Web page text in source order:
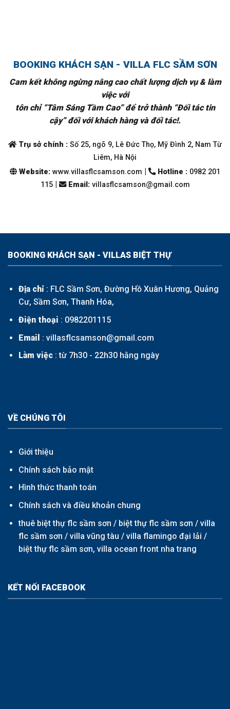
BOOKING KHÁCH SẠN - VILLA FLC SẦM SƠN
Cam kết không ngừng nâng cao chất lượng dịch vụ & làm
việc với
tôn chỉ “Tâm Sáng Tầm Cao” để trở thành “Đối tác tin
cậy” đối với khách hàng và đối tác!.
Trụ sở chính : Số 25, ngõ 9, Lê Đức Thọ, Mỹ Đình 2, Nam Từ
Liêm, Hà Nội
Website: www.villasflcsamson.com | Hotline : 0982 201
115 | Email :villasflcsamson@gmail.com
BOOKING KHÁCH SẠN - VILLAS BIỆT THỰ
Địa chỉ: FLC Sầm Sơn, Đường Hồ Xuân Hương, Quảng
Cư, Sầm Sơn, Thanh Hóa,
Điện thoại : 0982201115
Email : villasflcsamson@gmail.com
Làm việc: từ 7h30 - 22h30 hằng ngày
VỀ CHÚNG TÔI
Giới thiệu
Chính sách bảo mật
Hình thức thanh toán
Chính sách và điều khoản chung
thuê biệt thự flc sầm sơn / biệt thự flc sầm sơn / villa
flc sầm sơn / villa vũng tàu / villa flamingo đại lải /
biệt thự flc sầm sơn, villa ocean front nha trang
KẾT NỐI FACEBOOK